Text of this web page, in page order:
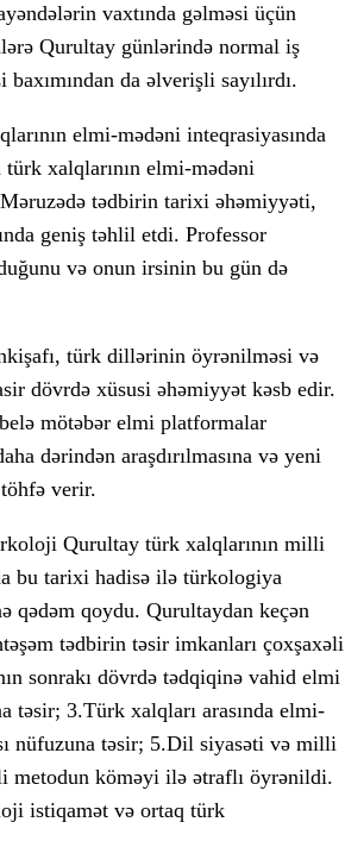
vaxtında gəlməsi üçün
Qurultay günlərində normal iş
da əlverişli sayılırdı.
elmi-mədəni inteqrasiyasında
türk xalqlarının elmi-mədəni
Məruzədə tədbirin tarixi əhəmiyyəti,
geniş təhlil etdi. Professor
və onun irsinin bu gün də
türk dillərinin öyrənilməsi və
dövrdə xüsusi əhəmiyyət kəsb edir.
mötəbər elmi platformalar
dərindən araşdırılmasına və yeni
verir.
Qurultay türk xalqlarının milli
bu tarixi hadisə ilə türkologiya
qədəm qoydu. Qurultaydan keçən
tədbirin təsir imkanları çoxşaxəli
sonrakı dövrdə tədqiqinə vahid elmi
3.Türk xalqları arasında elmi-
nüfuzuna təsir; 5.Dil siyasəti və milli
köməyi ilə ətraflı öyrənildi.
istiqamət və ortaq türk